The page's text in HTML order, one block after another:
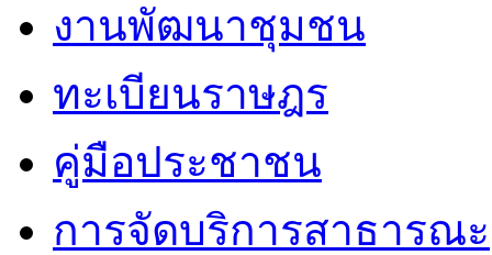
งานพัฒนาชุมชน
ทะเบียนราษฎร
คู่มือประชาชน
การจัดบริการสาธารณะ